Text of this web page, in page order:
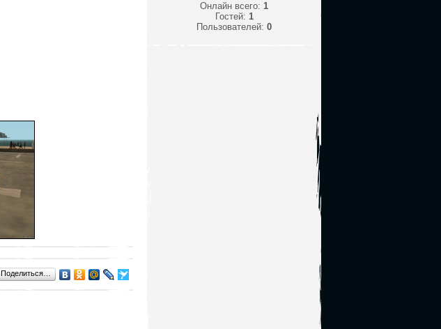
Поделиться…
Онлайн всего: 1
Гостей: 1
Пользователей: 0